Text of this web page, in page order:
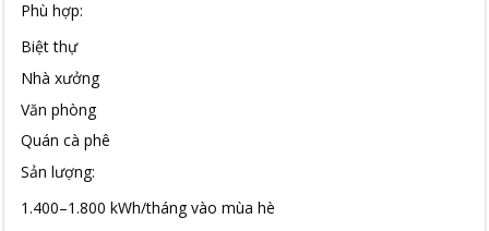
Phù hợp:
Biệt thự
Nhà xưởng
Văn phòng
Quán cà phê
Sản lượng:
1.400–1.800 kWh/tháng vào mùa hè